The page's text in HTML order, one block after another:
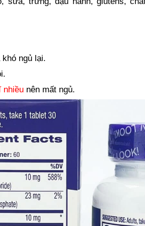
khó ngủ lại.
nhiều nên mất ngủ.